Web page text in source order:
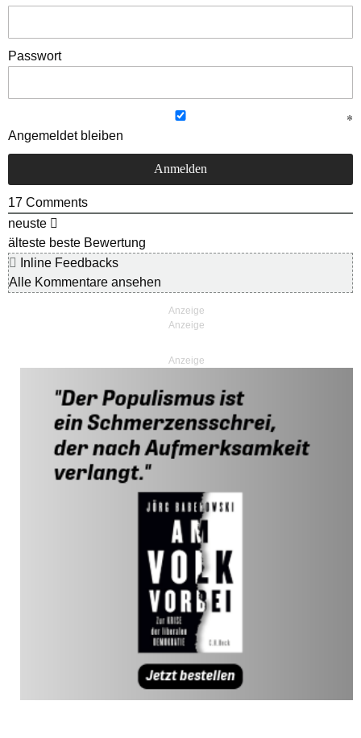
Passwort
Angemeldet bleiben
17 Comments
neuste
älteste beste Bewertung
Inline Feedbacks
Alle Kommentare ansehen
Anzeige